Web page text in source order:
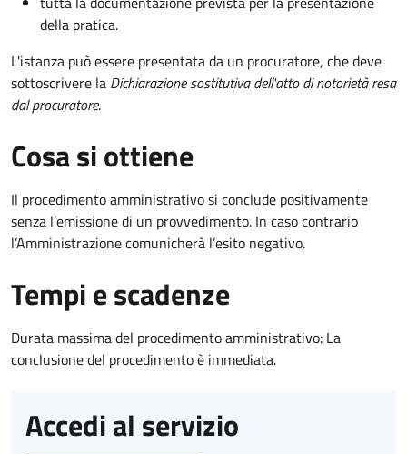
della pratica.
L'istanza può essere presentata da un procuratore, che deve
sottoscrivere la Dichiarazione sostitutiva dell'atto di notorietà resa
dal procuratore.
Cosa si ottiene
Il procedimento amministrativo si conclude positivamente
senza l’emissione di un provvedimento. In caso contrario
l’Amministrazione comunicherà l’esito negativo.
Tempi e scadenze
Durata massima del procedimento amministrativo: La
conclusione del procedimento è immediata.
Accedi al servizio